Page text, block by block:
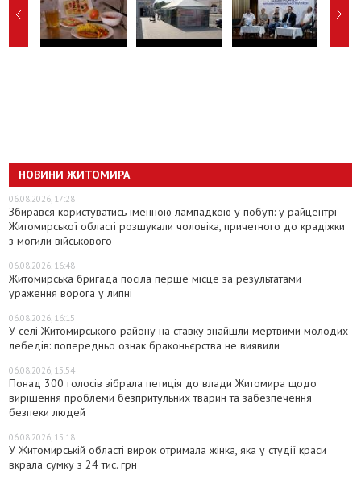
НОВИНИ ЖИТОМИРА
06.08.2026, 17:28
Збирався користуватись іменною лампадкою у побуті: у райцентрі
Житомирської області розшукали чоловіка, причетного до крадіжки
з могили військового
06.08.2026, 16:48
Житомирська бригада посіла перше місце за результатами
ураження ворога у липні
06.08.2026, 16:15
У селі Житомирського району на ставку знайшли мертвими молодих
лебедів: попередньо ознак браконьєрства не виявили
06.08.2026, 15:54
Понад 300 голосів зібрала петиція до влади Житомира щодо
вирішення проблеми безпритульних тварин та забезпечення
безпеки людей
06.08.2026, 15:18
У Житомирській області вирок отримала жінка, яка у студії краси
вкрала сумку з 24 тис. грн